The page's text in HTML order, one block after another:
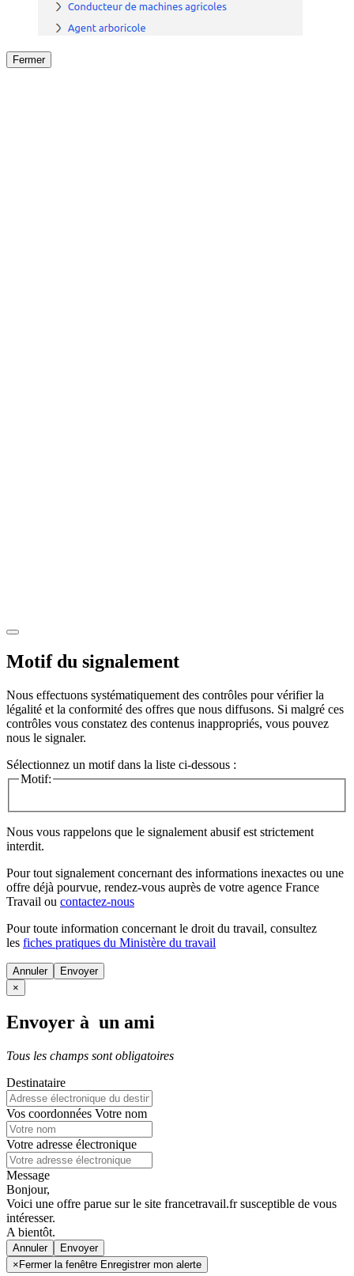
Fermer
Motif du signalement
Nous effectuons systématiquement des contrôles pour vérifier la
légalité et la conformité des offres que nous diffusons. Si malgré ces
contrôles vous constatez des contenus inappropriés, vous pouvez
nous le signaler.
Sélectionnez un motif dans la liste ci-dessous :
Motif:
Nous vous rappelons que le signalement abusif est strictement
interdit.
Pour tout signalement concernant des informations inexactes ou une
offre déjà pourvue, rendez-vous auprès de votre agence France
Travail ou contactez-nous
Pour toute information concernant le droit du travail, consultez
les fiches pratiques du Ministère du travail
Annuler
×
Envoyer à un ami
Tous les champs sont obligatoires
Destinataire
Vos coordonnées Votre nom
Votre adresse électronique
Message
Bonjour,
Voici une offre parue sur le site francetravail.fr susceptible de vous
intéresser.
A bientôt.
Annuler
× Fermer la fenêtre Enregistrer mon alerte